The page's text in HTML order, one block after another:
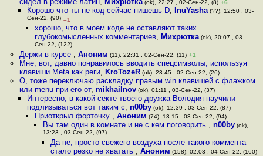
(ok), 22:27 , 02-Сен-22, (8) +6
Корошо что ты не код сейчас пишешь D, InuYasha(??), 12:50 , 03-
Сен-22, (90) –1
хорошо, что в моем коде не оставляют таких
глубокомысленных комментариев, Михрютка (ok), 20:07 , 03-
Сен-22, (122)
Держи в курсе , Аноним (11), 22:31 , 02-Сен-22, (11) +1
Мне, вот, давно понравилось вводить спецсимволы, используя
клавиши Meta как реги, KroTozeR(ok), 23:45 , 02-Сен-22, (26)
О, тоже переключаю раскладку правым win клавишей с флажком
или menu при его от, mikhailnov(ok), 01:11 , 03-Сен-22, (37)
Интересно, в какой секте твоего дружка Володия научили
подлизываться вот таким с, n00by(ok), 12:39 , 03-Сен-22, (87)
Приоткрыл форточку ,Аноним (74), 13:15 , 03-Сен-22, (94)
Вы там один в комнате и не с кем поговорить , n00by(ok),
13:23 , 03-Сен-22, (97)
Да не, просто свежего воздуха после такого коммента
стало резко не хватать , Аноним (158), 02:03 , 04-Сен-22, (160)